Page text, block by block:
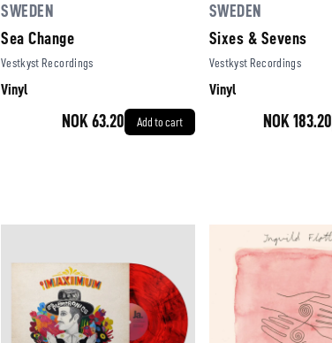
SWEDEN
Sea Change
Vestkyst Recordings
Vinyl
NOK 63.20 Add to cart
SWEDEN
Sixes & Sevens
Vestkyst Recordings
Vinyl
NOK 183.20